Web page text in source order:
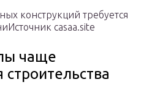
конструкций требуется
casaa.site
чаще